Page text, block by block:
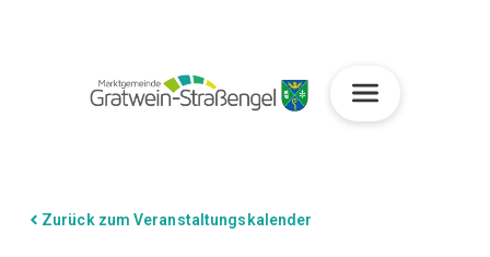
Zurück zum Veranstaltungskalender